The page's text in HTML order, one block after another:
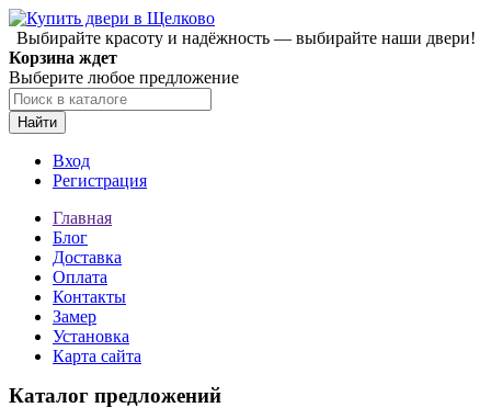
Выбирайте красоту и надёжность — выбирайте наши двери!
Корзина ждет
Выберите любое предложение
Найти
Вход
Регистрация
Главная
Блог
Доставка
Оплата
Контакты
Замер
Установка
Карта сайта
Каталог предложений